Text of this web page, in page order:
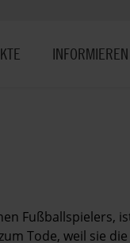
INFORMIEREN
Fußballspielers,
Tode, weil sie